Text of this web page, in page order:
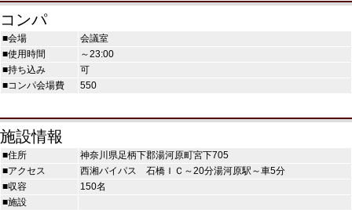
コンパ
■会場
会議室
■使用時間
～23:00
■持ち込み
可
■コンパ会場費
550
施設情報
■住所
神奈川県足柄下郡湯河原町宮下705
■アクセス
西湘バイパス 石橋ＩＣ～20分湯河原駅～車5分
■収容
150名
■施設